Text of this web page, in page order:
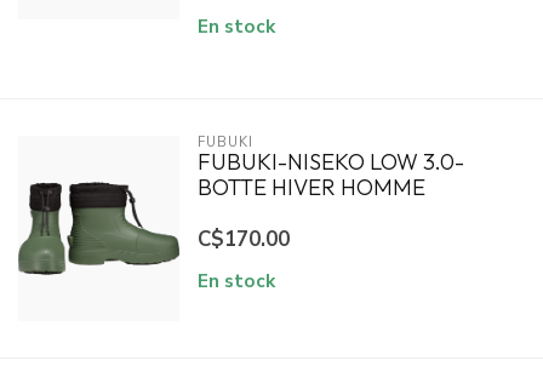
En stock
FUBUKI
FUBUKI-NISEKO LOW 3.0-
BOTTE HIVER HOMME
C$170.00
En stock